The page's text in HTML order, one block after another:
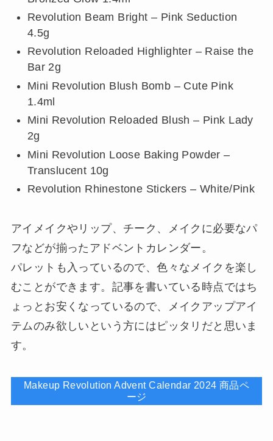
Revolution Beam Bright – Pink Seduction
4.5g
Revolution Reloaded Highlighter – Raise the
Bar 2g
Mini Revolution Blush Bomb – Cute Pink
1.4ml
Mini Revolution Reloaded Blush – Pink Lady
2g
Mini Revolution Loose Baking Powder –
Translucent 10g
Revolution Rhinestone Stickers – White/Pink
アイメイクやリップ、チーク、メイクに必要なパ
フなどが揃ったアドベントカレンダー。
パレットも入っているので、色々なメイクを楽し
むことができます。記事を書いている時点ではち
ょっとお安くなっているので、メイクアップアイ
テムのみ欲しいという方にはピッタリだと思いま
す。
Makeup Revolution Advent Calendar 2024 商品ペ
ージ